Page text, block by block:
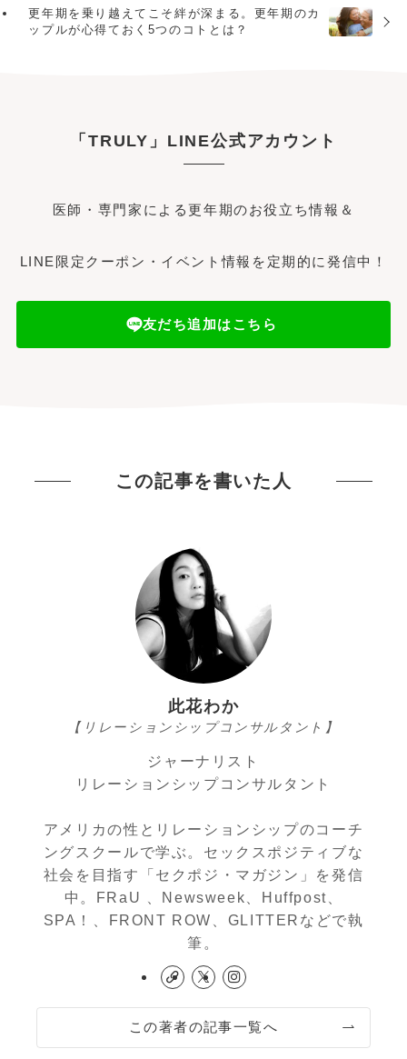
更年期を乗り越えてこそ絆が深まる。更年期のカ
ップルが心得ておく5つのコトとは？
「TRULY」LINE公式アカウント
医師・専門家による更年期のお役立ち情報＆
LINE限定クーポン・イベント情報を定期的に発信中！
友だち追加はこちら
この記事を書いた人
此花わか
【リレーションシップコンサルタント】
ジャーナリスト
リレーションシップコンサルタント
アメリカの性とリレーションシップのコーチ
ングスクールで学ぶ。セックスポジティブな
社会を目指す「セクポジ・マガジン」を発信
中。FRaU 、Newsweek、Huffpost、
SPA！、FRONT ROW、GLITTERなどで執
筆。
この著者の記事一覧へ